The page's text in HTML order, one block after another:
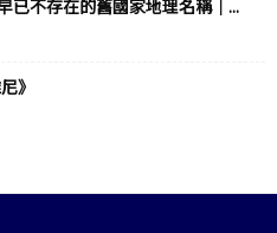
已不存在的舊國家地理名稱｜...
》